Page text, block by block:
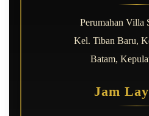
Kerja Keras Tidak
dan Kehidupan Anda
Coaching Karier
Percepat
Perumahan Villa
Kel. Tiban Baru,
Batam,
Jam